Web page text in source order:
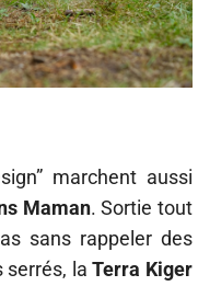
marchent aussi
Maman. Sortie tout
sans rappeler des
serrés, laTerra Kiger